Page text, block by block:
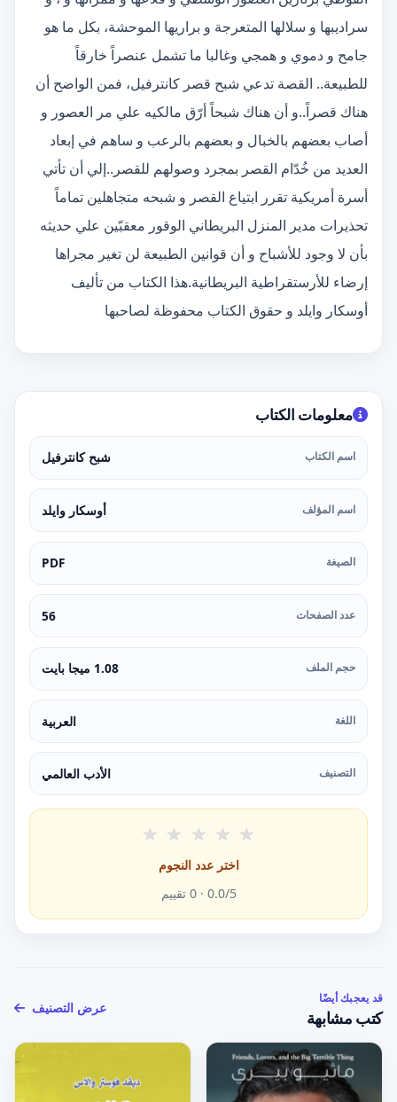
سراديبها و سلالها المتعرجة و براريها الموحشة، بكل ما هو
جامح و دموي و همجي وغالبا ما تشمل عنصراً خارقاً
للطبيعة.. القصة تدعي شبح قصر كانترفيل، فمن الواضح أن
هناك قصراً..و أن هناك شبحاً أرّق مالكيه علي مر العصور و
أصاب بعضهم بالخبال و بعضهم بالرعب و ساهم في إبعاد
العديد من خُدّام القصر بمجرد وصولهم للقصر..إلي أن تأتي
أسرة أمريكية تقرر ابتياع القصر و شبحه متجاهلين تماماً
تحذيرات مدير المنزل البريطاني الوقور معقبّين علي حديثه
بأن لا وجود للأشباح و أن قوانين الطبيعة لن تغير مجراها
إرضاء للأرستقراطية البريطانية.هذا الكتاب من تأليف
أوسكار وايلد و حقوق الكتاب محفوظة لصاحبها
معلومات الكتاب
اسم الكتاب شبح كانترفيل
اسم المؤلف أوسكار وايلد
الصيغة PDF
عدد الصفحات 56
حجم الملف 1.08 ميجا بايت
اللغة العربية
التصنيف الأدب العالمي
★ ★ ★ ★ ★
اختر عدد النجوم
0.0/5 ·
0 تقييم
قد يعجبك أيضًا
كتب مشابهة
عرض التصنيف